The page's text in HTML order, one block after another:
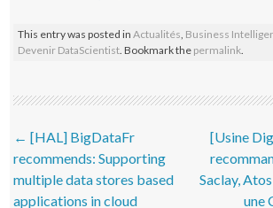
This entry was posted inActualités Business
Devenir DataScientist . Bookmark the permalink
Post navigation
← [HAL] BigDataFr
recommends: Supporting
multiple data stores based
applications in cloud
[Usine
Saclay,
une